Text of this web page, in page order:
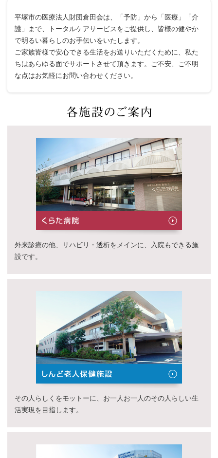
平塚市の医療法人財団倉田会は、「予防」から「医療」「介
護」まで、トータルケアサービスをご提供し、皆様の健やか
で明るい暮らしのお手伝いをいたします。
ご家族皆様で安心できる生活をお送りいただくために、私た
ちはあらゆる面でサポートさせて頂きます。ご不安、ご不明
な点はお気軽にお問い合わせください。
外来診療の他、リハビリ・透析をメインに、入院もできる施
設です。
その人らしくをモットーに、お一人お一人のその人らしい生
活実現を目指します。